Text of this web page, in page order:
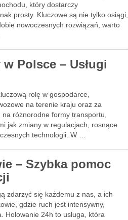
który dostarczy
prosty. Kluczowe są nie tylko osiągi,
nowoczesnych rozwiązań, warto
Polsce – Usługi
rolę w gospodarce,
na terenie kraju oraz za
różnorodne formy transportu,
jak zmiany w regulacjach, rosnące
technologii. W …
– Szybka pomoc
zdarzyć się każdemu z nas, a ich
gdzie ruch jest intensywny,
Holowanie 24h to usługa, która